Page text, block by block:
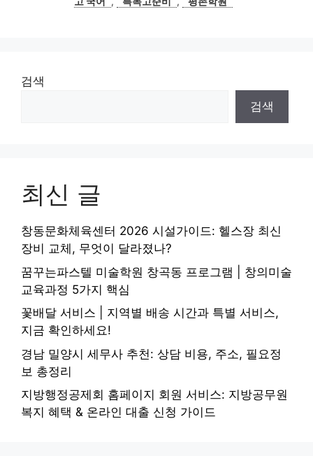
검색
검색
최신 글
창동문화체육센터 2026 시설가이드: 헬스장 최신
장비 교체, 무엇이 달라졌나?
꿈꾸는파스텔 미술학원 창곡동 프로그램 | 창의미술
교육과정 5가지 핵심
꽃배달 서비스 | 지역별 배송 시간과 특별 서비스,
지금 확인하세요!
경남 밀양시 세무사 추천: 상담 비용, 주소, 필요정
보 총정리
지방행정공제회 홈페이지 회원 서비스: 지방공무원
복지 혜택 & 온라인 대출 신청 가이드